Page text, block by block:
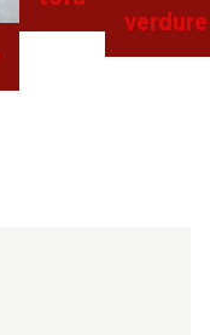
verdure